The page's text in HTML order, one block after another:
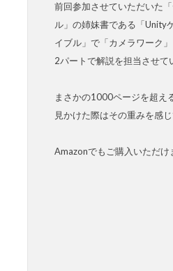
前回参加させていただいた
ル」の姉妹書である「Unity
イブル」で「カメラワーク
2パートで解説を担当させて
まさかの1000ページを超え
見かけた際はその重みを感じ
Amazonでもご購入いただけ